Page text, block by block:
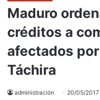
Maduro
créditos a
afectados
Táchira
administración 20/05/2017